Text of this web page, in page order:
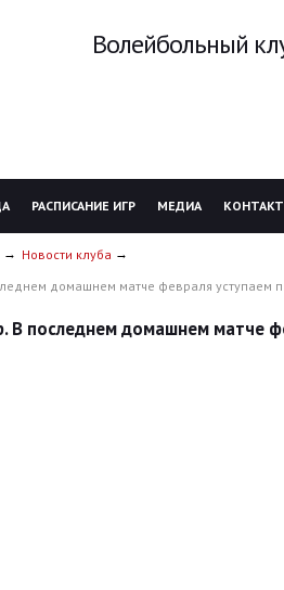
Волейбольный
РАСПИСАНИЕ ИГР МЕДИА
Новости клуба
домашнем матче февраля уступаем
В последнем домашнем матче